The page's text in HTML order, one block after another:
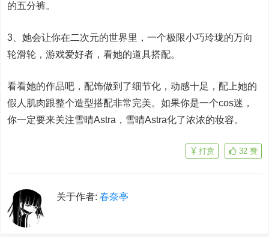
的五分裤。
3、她会让你在二次元的世界里，一个极限小巧玲珑的万向
轮滑轮，游戏爱好者，看她的道具搭配。
看看她的作品吧，配饰做到了细节化，动感十足，配上她的
假人肌肉跟整个造型搭配非常完美。如果你是一个cos迷，
你一定要来关注雪晴Astra，雪晴Astra化了浓浓的妆容。
32 赞
打赏
关于作者:春奈亭